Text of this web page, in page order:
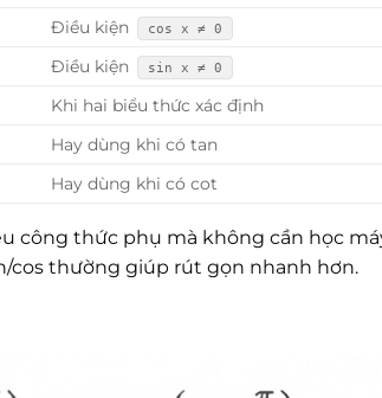
Điều kiện cos x ≠ 0
Điều kiện sin x ≠ 0
Khi hai biểu thức xác định
Hay dùng khi có tan
Hay dùng khi có cot
công thức phụ mà không cần học
cos thường giúp rút gọn nhanh hơn.